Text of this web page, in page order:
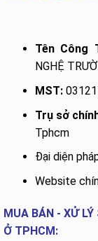
Tên Công
NGHỆ
MST:
Trụ sở
Tphcm
Đại diện
Website
MUA BÁN - XỬ LÝ
Ở TPHCM: